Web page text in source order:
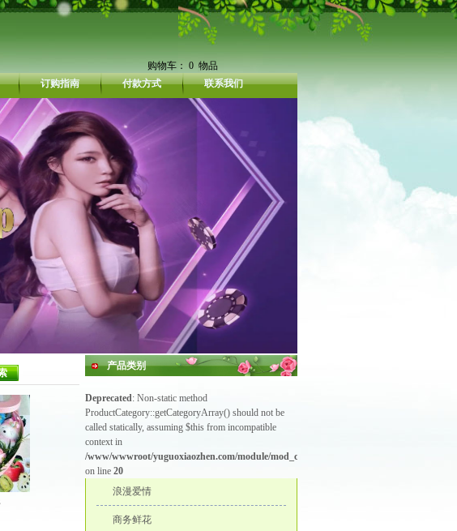
购物车： 0 物品
订购指南 付款方式 联系我们
产品类别
Deprecated: Non-static method
ProductCategory::getCategoryArray() should not be
called statically, assuming $this from incompatible
context in
/www/wwwroot/yuguoxiaozhen.com/module/mod_category_p.php
on line 20
浪漫爱情
商务鲜花